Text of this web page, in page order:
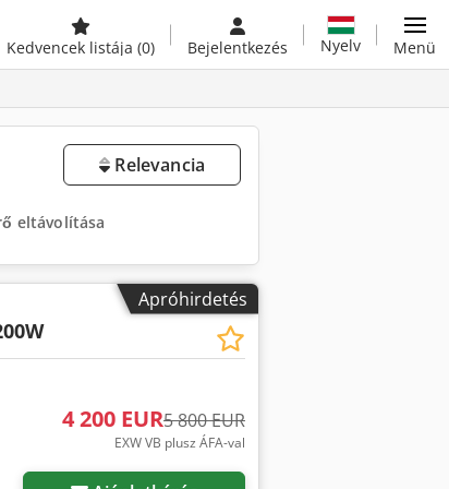
Kedvencek listája (0) Bejelentkezés Nyelv Menü
Relevancia
eltávolítása
Apróhirdetés
4 200 EUR5 800 EUR
EXW VB plusz ÁFA-val